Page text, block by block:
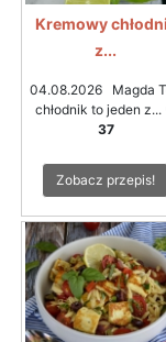
Kremowy
z...
04.08.2026 Magda
chłodnik to jeden z...
37
Zobacz przepis!